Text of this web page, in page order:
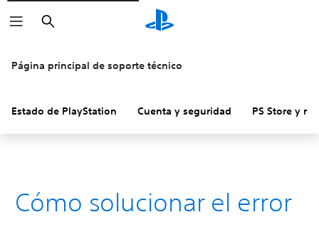
Buscar
Página principal de soporte técnico
Estado de PlayStation Cuenta y seguridad PS Store y
Cómo solucionar el error